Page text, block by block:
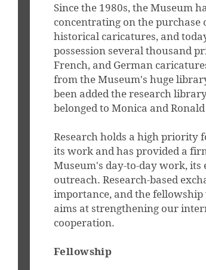
Since the 1980s, the Museum
concentrating on the purchase
historical caricatures, and
possession several thousand
French, and German
from the Museum's huge
been added the research
belonged to Monica and
Research holds a high priority
its work and has provided a
Museum's day-to-day work, its
outreach. Research-based
importance, and the
aims at strengthening our
cooperation.
Fellowship